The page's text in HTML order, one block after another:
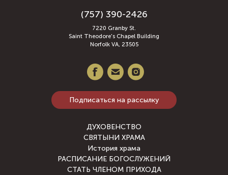
(757) 390-2426
7220 Granby St.
Saint Theodore's Chapel Building
Norfolk VA, 23505
Подписаться на рассылку
ДУХОВЕНСТВО
СВЯТЫНИ ХРАМА
История храма
РАСПИСАНИЕ БОГОСЛУЖЕНИЙ
СТАТЬ ЧЛЕНОМ ПРИХОДА